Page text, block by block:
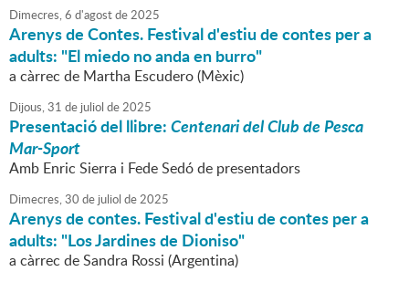
Dimecres,6 d'agostde2025
Arenys de Contes. Festival d'estiu de contes per a
adults: "El miedo no anda en burro"
a càrrec de Martha Escudero (Mèxic)
Dijous,31 de juliol de2025
Presentació del llibre:Centenari del Club de Pesca
Mar-Sport
Amb Enric Sierra i Fede Sedó de presentadors
Dimecres,30 de juliol de2025
Arenys de contes. Festival d'estiu de contes per a
adults: "Los Jardines de Dioniso"
a càrrec de Sandra Rossi (Argentina)